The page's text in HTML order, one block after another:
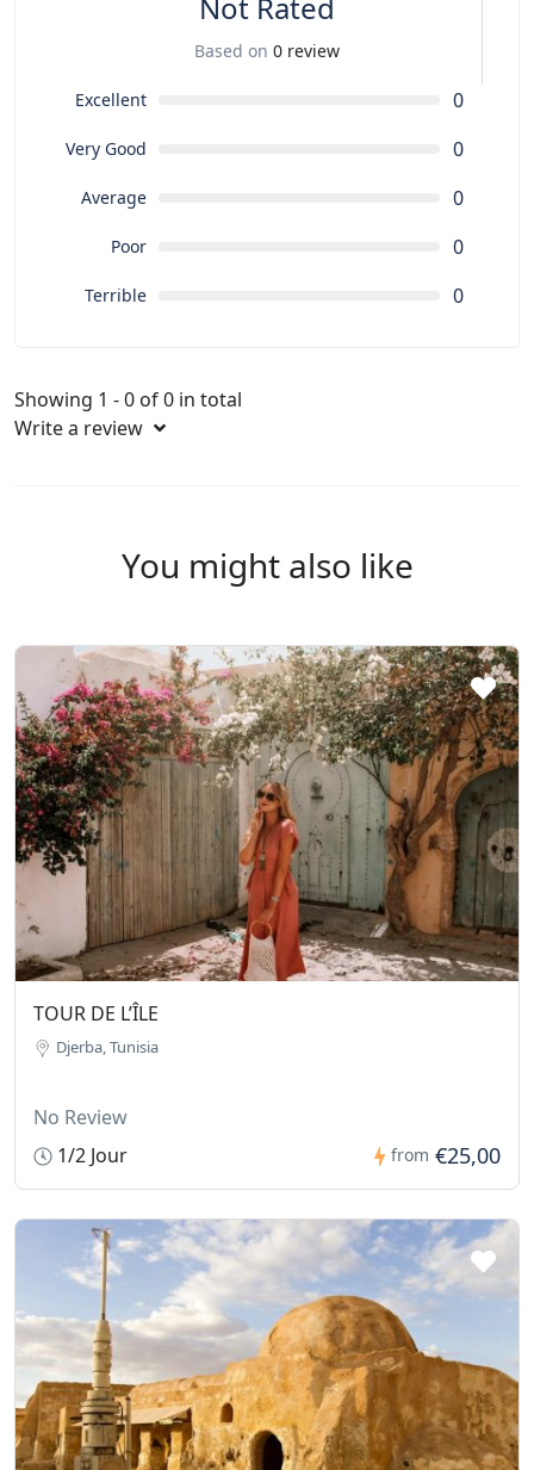
Based on 0 review
Excellent 0
Very Good 0
Average 0
Poor 0
Terrible 0
Showing 1 - 0 of 0 in total
Write a review
You might also like
TOUR DE L’ÎLE
Djerba, Tunisia
No Review
1/2 Jour
from €25,00